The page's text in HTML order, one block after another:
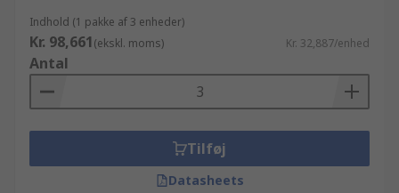
Indhold (1 pakke af 3 enheder)
Kr. 98,661(ekskl. moms) Kr. 32,887/enhed
Antal
Tilføj
Datasheets